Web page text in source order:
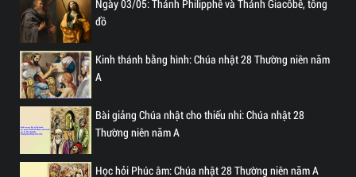
Ngày 03/05: Thánh Philipphê và Thánh Giacôbê, tông
đồ
Kinh thánh bằng hình: Chúa nhật 28 Thường niên năm
A
Bài giảng Chúa nhật cho thiếu nhi: Chúa nhật 28
Thường niên năm A
Học hỏi Phúc âm: Chúa nhật 28 Thường niên năm A